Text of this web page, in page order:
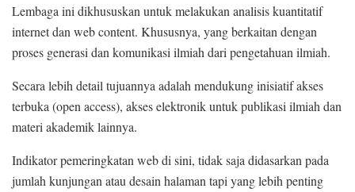
Lembaga ini dikhususkan untuk melakukan analisis kuantitatif
internet dan web content. Khususnya, yang berkaitan dengan
proses generasi dan komunikasi ilmiah dari pengetahuan ilmiah.
Secara lebih detail tujuannya adalah mendukung inisiatif akses
terbuka (open access), akses elektronik untuk publikasi ilmiah dan
materi akademik lainnya.
Indikator pemeringkatan web di sini, tidak saja didasarkan pada
jumlah kunjungan atau desain halaman tapi yang lebih penting